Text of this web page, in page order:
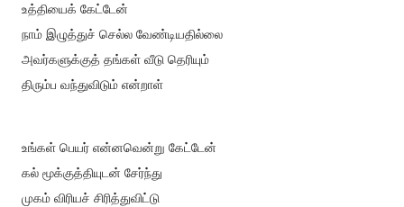
உத்தியைக் கேட்டேன்
நாம் இழுத்துச் செல்ல வேண்டியதில்லை
அவர்களுக்குத் தங்கள் வீடு தெரியும்
திரும்ப வந்துவிடும் என்றாள்
உங்கள் பெயர் என்னவென்று கேட்டேன்
கல் மூக்குத்தியுடன் சேர்ந்து
முகம் விரியச் சிரித்துவிட்டு